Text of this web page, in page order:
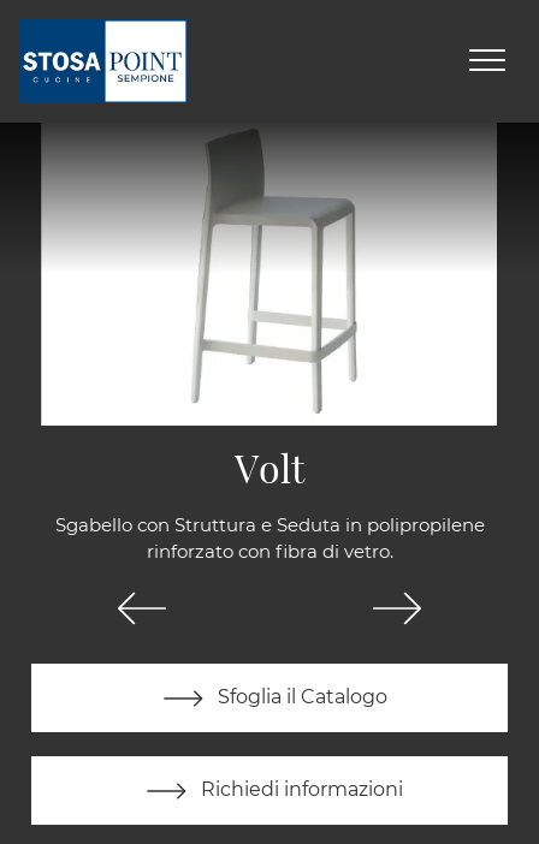
Sgabello con Struttura e Seduta in polipropilene
rinforzato con fibra di vetro.
Sfoglia il Catalogo
Richiedi informazioni
Volt